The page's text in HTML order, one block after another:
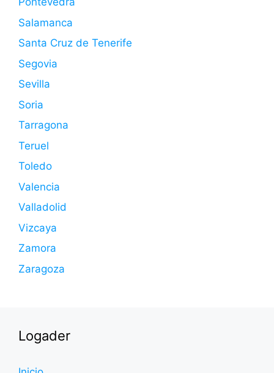
Salamanca
Santa Cruz de Tenerife
Segovia
Sevilla
Soria
Tarragona
Teruel
Toledo
Valencia
Valladolid
Vizcaya
Zamora
Zaragoza
Logader